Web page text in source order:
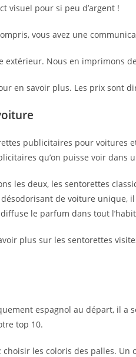
visuel pour si peu d’argent !
vous avez une
Nous en imprimons
en savoir plus. Les prix sont
publicitaires pour voitures
qu’on puisse voir dans
les deux, les sentorettes
de voiture unique,
le parfum dans tout
plus sur les sentorettes
espagnol au départ, il a
top 10.
choisir les coloris des palles.